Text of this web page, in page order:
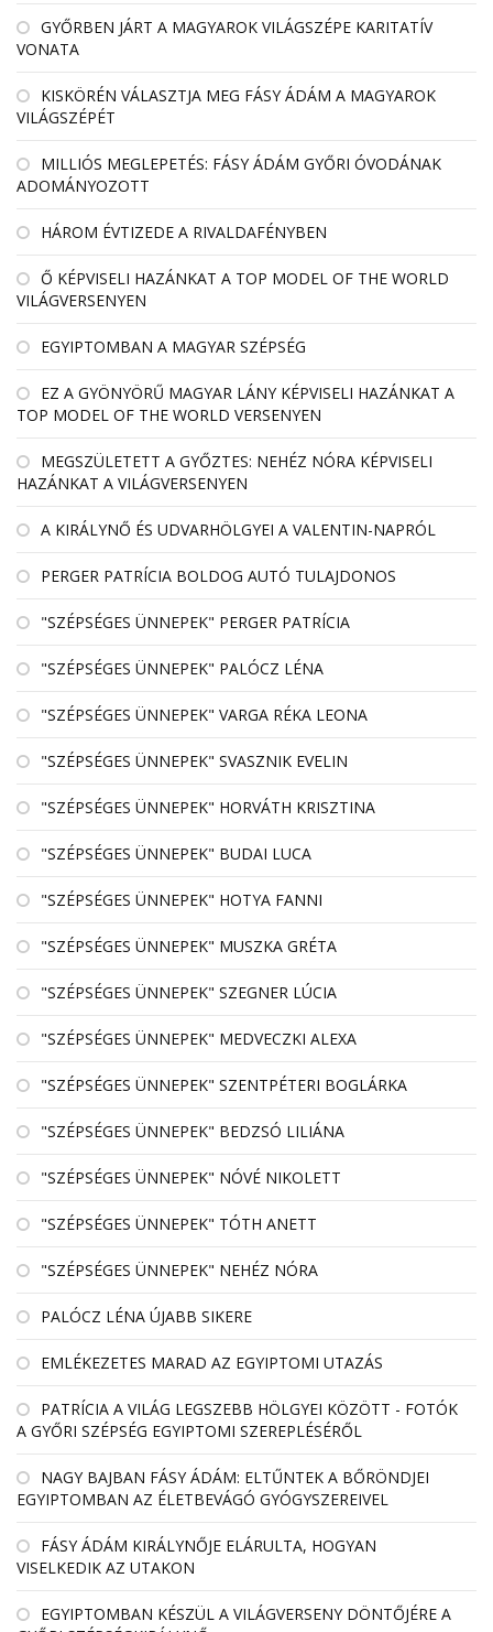
GYŐRBEN JÁRT A MAGYAROK VILÁGSZÉPE KARITATÍV
VONATA
KISKÖRÉN VÁLASZTJA MEG FÁSY ÁDÁM A MAGYAROK
VILÁGSZÉPÉT
MILLIÓS MEGLEPETÉS: FÁSY ÁDÁM GYŐRI ÓVODÁNAK
ADOMÁNYOZOTT
HÁROM ÉVTIZEDE A RIVALDAFÉNYBEN
Ő KÉPVISELI HAZÁNKAT A TOP MODEL OF THE WORLD
VILÁGVERSENYEN
EGYIPTOMBAN A MAGYAR SZÉPSÉG
EZ A GYÖNYÖRŰ MAGYAR LÁNY KÉPVISELI HAZÁNKAT A
TOP MODEL OF THE WORLD VERSENYEN
MEGSZÜLETETT A GYŐZTES: NEHÉZ NÓRA KÉPVISELI
HAZÁNKAT A VILÁGVERSENYEN
A KIRÁLYNŐ ÉS UDVARHÖLGYEI A VALENTIN-NAPRÓL
PERGER PATRÍCIA BOLDOG AUTÓ TULAJDONOS
"SZÉPSÉGES ÜNNEPEK" PERGER PATRÍCIA
"SZÉPSÉGES ÜNNEPEK" PALÓCZ LÉNA
"SZÉPSÉGES ÜNNEPEK" VARGA RÉKA LEONA
"SZÉPSÉGES ÜNNEPEK" SVASZNIK EVELIN
"SZÉPSÉGES ÜNNEPEK" HORVÁTH KRISZTINA
"SZÉPSÉGES ÜNNEPEK" BUDAI LUCA
"SZÉPSÉGES ÜNNEPEK" HOTYA FANNI
"SZÉPSÉGES ÜNNEPEK" MUSZKA GRÉTA
"SZÉPSÉGES ÜNNEPEK" SZEGNER LÚCIA
"SZÉPSÉGES ÜNNEPEK" MEDVECZKI ALEXA
"SZÉPSÉGES ÜNNEPEK" SZENTPÉTERI BOGLÁRKA
"SZÉPSÉGES ÜNNEPEK" BEDZSÓ LILIÁNA
"SZÉPSÉGES ÜNNEPEK" NÓVÉ NIKOLETT
"SZÉPSÉGES ÜNNEPEK" TÓTH ANETT
"SZÉPSÉGES ÜNNEPEK" NEHÉZ NÓRA
PALÓCZ LÉNA ÚJABB SIKERE
EMLÉKEZETES MARAD AZ EGYIPTOMI UTAZÁS
PATRÍCIA A VILÁG LEGSZEBB HÖLGYEI KÖZÖTT - FOTÓK
A GYŐRI SZÉPSÉG EGYIPTOMI SZEREPLÉSÉRŐL
NAGY BAJBAN FÁSY ÁDÁM: ELTŰNTEK A BŐRÖNDJEI
EGYIPTOMBAN AZ ÉLETBEVÁGÓ GYÓGYSZEREIVEL
FÁSY ÁDÁM KIRÁLYNŐJE ELÁRULTA, HOGYAN
VISELKEDIK AZ UTAKON
EGYIPTOMBAN KÉSZÜL A VILÁGVERSENY DÖNTŐJÉRE A